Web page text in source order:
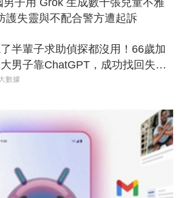
護失靈與不配合警方遭起訴
半輩子求助偵探都沒用！66歲加
男子靠ChatGPT，成功找回失散
家人
數據